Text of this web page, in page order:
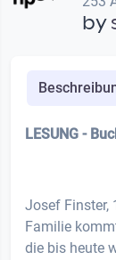
by
LESUNG -
Josef Finster,
Familie
die bis heute